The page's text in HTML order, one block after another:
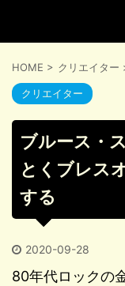
HOME > クリエイター
クリエイター
ブルース・
とくブレス
する
2020-09-28
80年代ロックの